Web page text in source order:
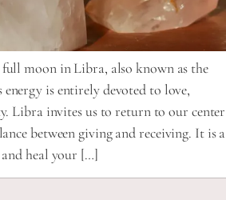
moon in Libra, also known as the
is entirely devoted to love,
Libra invites us to return to our center
between giving and receiving. It is a
heal your […]